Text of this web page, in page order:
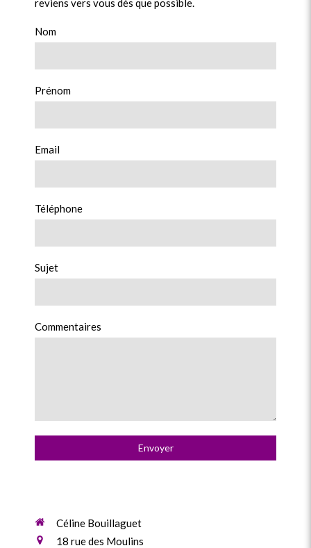
reviens vers vous dès que possible.
Nom
Prénom
Email
Téléphone
Sujet
Commentaires
Envoyer
Céline Bouillaguet
18 rue des Moulins